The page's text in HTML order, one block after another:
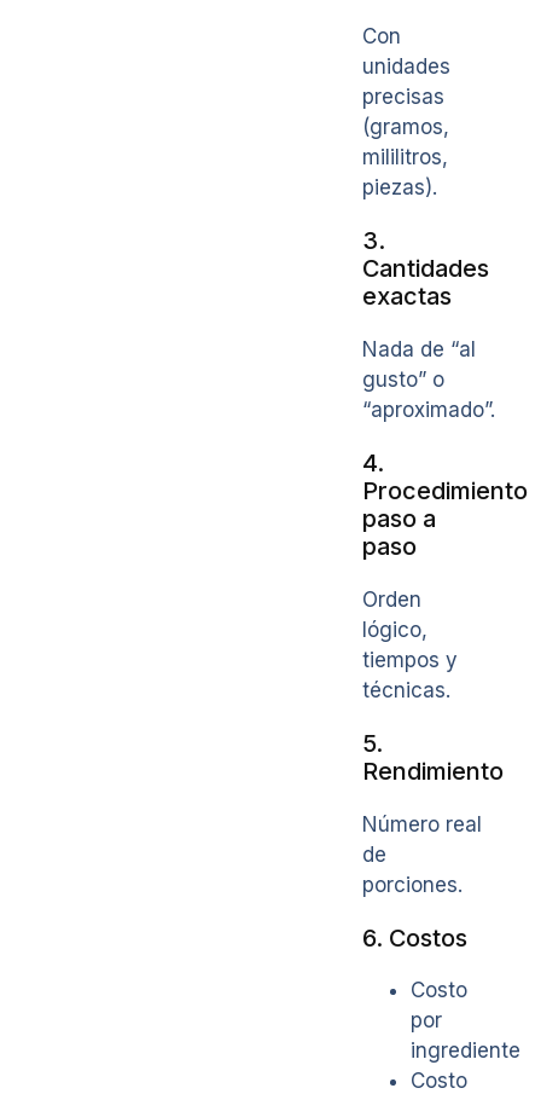
Con
unidades
precisas
(gramos,
mililitros,
piezas).
3.
Cantidades
exactas
Nada de “al
gusto” o
“aproximado”.
4.
Procedimiento
paso a
paso
Orden
lógico,
tiempos y
técnicas.
5.
Rendimiento
Número real
de
porciones.
6. Costos
Costo
por
ingrediente
Costo